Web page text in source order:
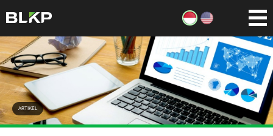
ARTIKEL